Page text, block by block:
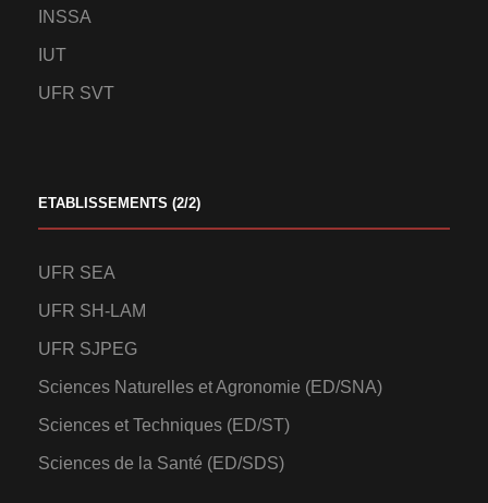
INSSA
IUT
UFR SVT
ETABLISSEMENTS (2/2)
UFR SEA
UFR SH-LAM
UFR SJPEG
Sciences Naturelles et Agronomie (ED/SNA)
Sciences et Techniques (ED/ST)
Sciences de la Santé (ED/SDS)